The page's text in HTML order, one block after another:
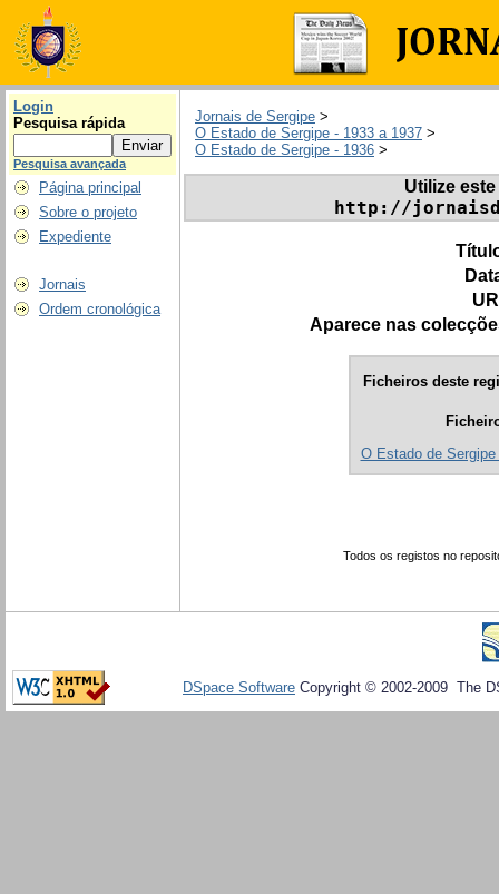
Login
Pesquisa rápida
Pesquisa avançada
Página principal
Sobre o projeto
Expediente
Jornais
Ordem cronológica
Jornais de Sergipe >
O Estado de Sergipe - 1933 a 1937 >
O Estado de Sergipe - 1936 >
Utilize
http://
Aparece nas
Ficheiros deste
O Estado de
Todos os registos no
DSpace Software Copyright © 2002-2009 The